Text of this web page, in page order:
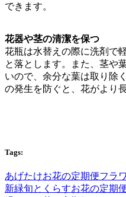
できます。
花器や茎の清潔を保つ
花瓶は水替えの際に洗剤で
と落とします。また、茎や
いので、余分な葉は取り除
の発生を防ぐと、花がより
Tags:
あげたけお花の定期便フラ
新緑旬とくらすお花の定期